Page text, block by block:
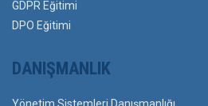
GDPR Eğitimi
DPO Eğitimi
DANIŞMANLIK